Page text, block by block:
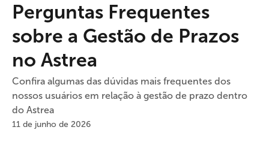
Perguntas Frequentes
sobre a Gestão de Prazos
no Astrea
Confira algumas das dúvidas mais frequentes dos
nossos usuários em relação à gestão de prazo dentro
do Astrea
11 de junho de 2026